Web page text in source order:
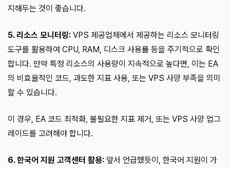
지해두는 것이 좋습니다.
5. 리소스 모니터링: VPS 제공업체에서 제공하는 리소스 모니터링
도구를 활용하여 CPU, RAM, 디스크 사용률 등을 주기적으로 확인
합니다. 만약 특정 리소스의 사용량이 지속적으로 높다면, 이는 EA
의 비효율적인 코드, 과도한 지표 사용, 또는 VPS 사양 부족을 의미
할 수 있습니다.
이 경우, EA 코드 최적화, 불필요한 지표 제거, 또는 VPS 사양 업그
레이드를 고려해야 합니다.
6. 한국어 지원 고객센터 활용: 앞서 언급했듯이, 한국어 지원이 가